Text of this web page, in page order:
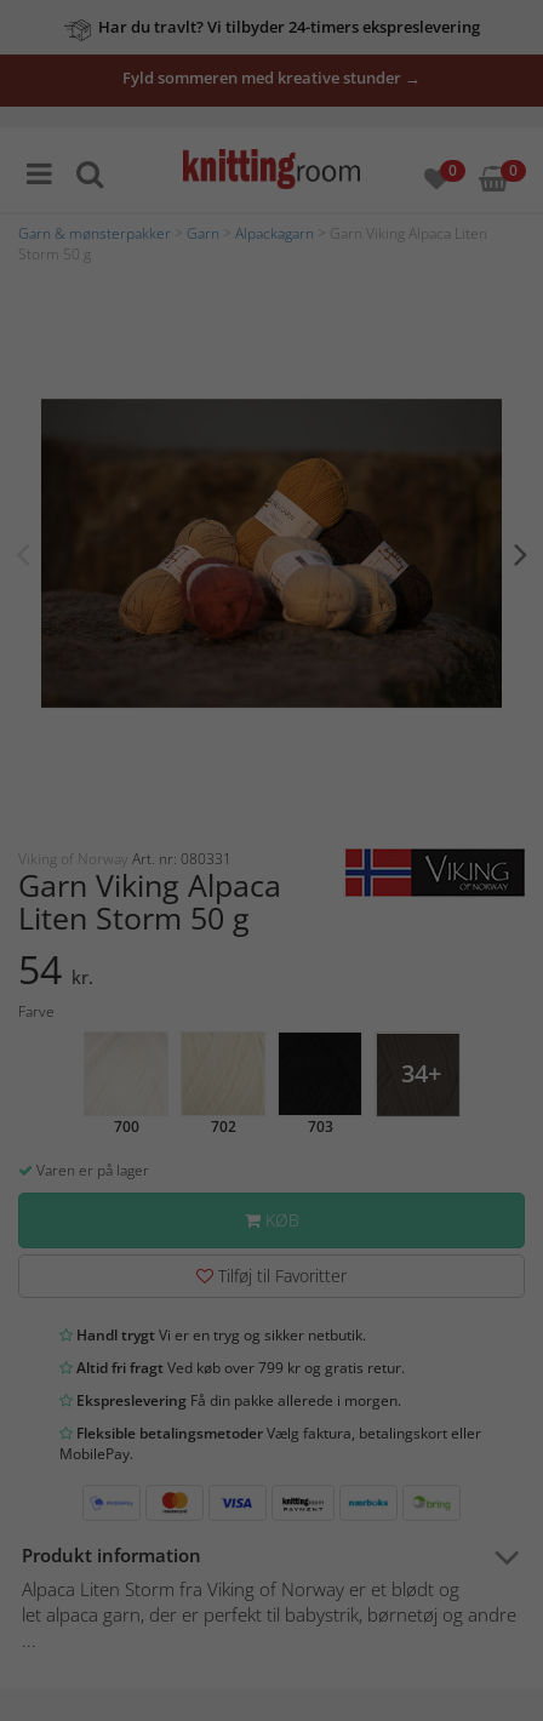
Har du travlt? Vi tilbyder 24-timers ekspreslevering
Fyld sommeren med kreative stunder →
0 0
Garn & mønsterpakker Garn Alpackagarn > Garn Viking Alpaca Liten
Storm 50 g
Viking of Norway Art. nr: 080331
Garn Viking Alpaca
Liten Storm 50 g
54 kr.
Farve
700 702 703
34+
Varen er på lager
KØB
Tilføj til Favoritter
Handl trygtVi er en tryg og sikker netbutik.
Altid fri fragtVed køb over 799 kr og gratis retur.
Ekspreslevering Få din pakke allerede i morgen.
Fleksible betalingsmetoderVælg faktura, betalingskort eller
MobilePay.
Produkt information
Alpaca Liten Storm fra Viking of Norway er et blødt og
let alpaca garn, der er perfekt til babystrik, børnetøj og andre
...